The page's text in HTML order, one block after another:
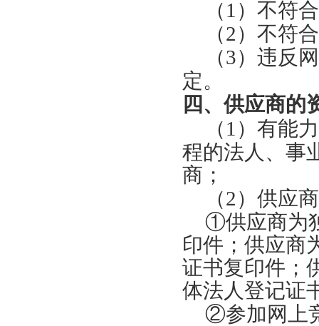
（1）不符
（2）不符
（3）违反
定。
四、供应商的
（1）有能
程的法人、事
商；
（2）供应
①供应商为
印件；供应商
证书复印件；
体法人登记证
②参加网上